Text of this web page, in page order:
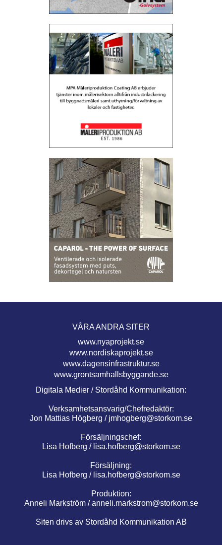
VÅRA ANDRA SITER
www.nyaprojekt.se
www.nordiskaprojekt.se
www.dagensinfrastruktur.se
www.grontsamhallsbyggande.se
Digitala Medier / Stordåhd Kommunikation:
Verksamhetsansvarig/Chefredaktör:
Jon Mattias Högberg / jmhogberg@storkom.se
Försäljningschef:
Lisa Hofberg / lisa.hofberg@storkom.se
Försäljning:
Lisa Hofberg / lisa.hofberg@storkom.se
Produktion:
Anneli Markström /anneli.markstrom@storkom.se
Siten drivs av Stordåhd Kommunikation AB